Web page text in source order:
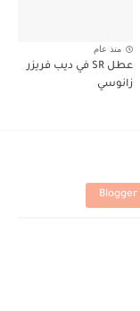
منذ عام
عطل SR في ديب فريزر
زانوسي